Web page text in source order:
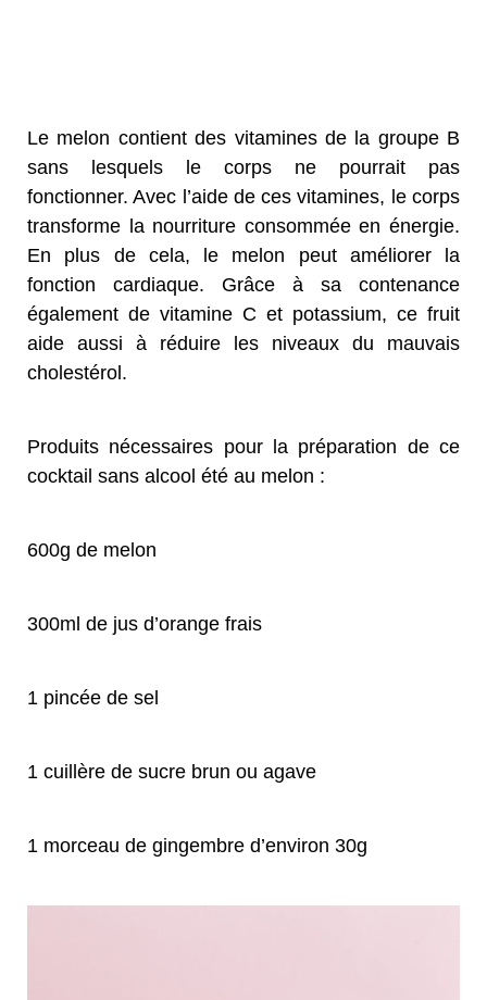
Le melon contient des vitamines de la groupe B
sans lesquels le corps ne pourrait pas
fonctionner. Avec l’aide de ces vitamines, le corps
transforme la nourriture consommée en énergie.
En plus de cela, le melon peut améliorer la
fonction cardiaque. Grâce à sa contenance
également de vitamine C et potassium, ce fruit
aide aussi à réduire les niveaux du mauvais
cholestérol.
Produits nécessaires pour la préparation de ce
cocktail sans alcool été au melon :
600g de melon
300ml de jus d’orange frais
1 pincée de sel
1 cuillère de sucre brun ou agave
1 morceau de gingembre d’environ 30g